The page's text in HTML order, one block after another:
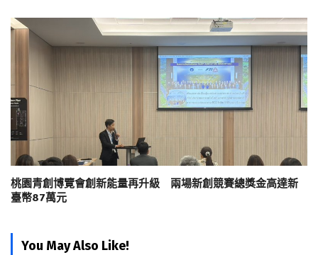
桃園青創博覽會創新能量再升級 兩場新創競賽總獎金高達新
臺幣87萬元
You May Also Like!